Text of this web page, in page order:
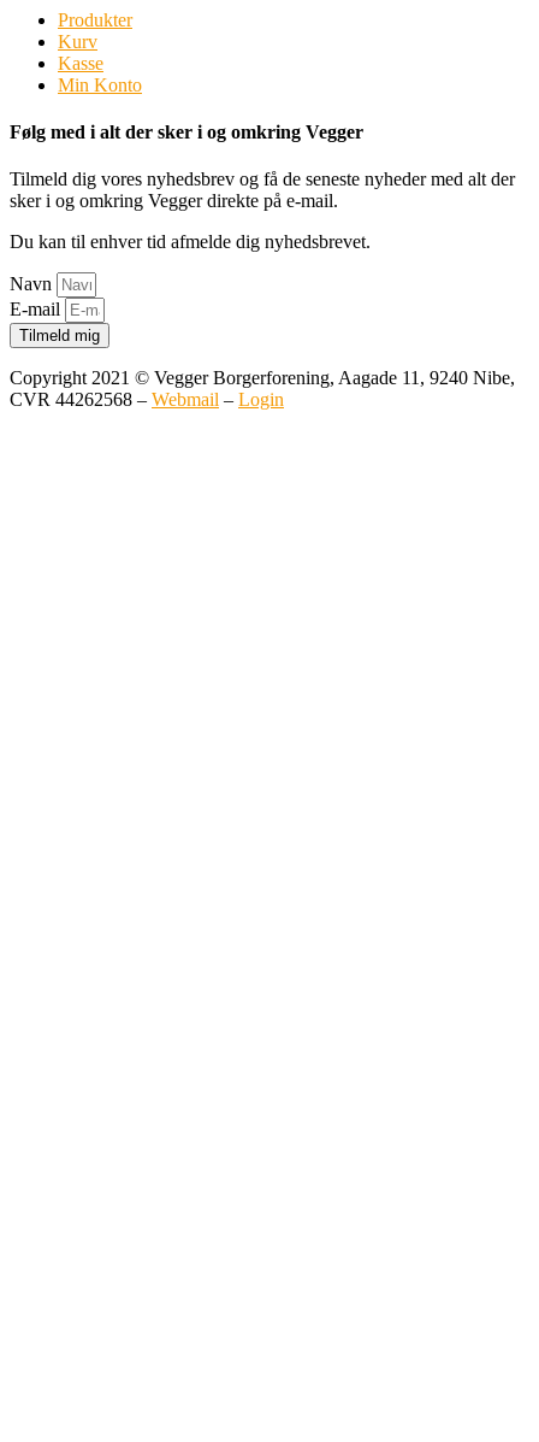
Produkter
Kurv
Kasse
Min Konto
Følg med i alt der sker i og omkring Vegger
Tilmeld dig vores nyhedsbrev og få de seneste nyheder med alt der
sker i og omkring Vegger direkte på e-mail.
Du kan til enhver tid afmelde dig nyhedsbrevet.
Navn
E-mail
Tilmeld mig
Copyright 2021 © Vegger Borgerforening, Aagade 11, 9240 Nibe,
CVR 44262568 – Webmail – Login